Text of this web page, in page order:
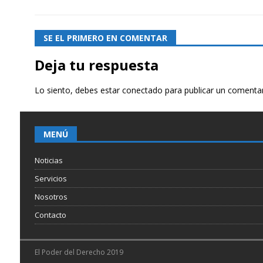
SE EL PRIMERO EN COMENTAR
Deja tu respuesta
Lo siento, debes estarconectado para publicar un
MENÚ
Noticias
Servicios
Nosotros
Contacto
El Poder del Derecho 2019